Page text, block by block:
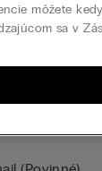
môžete
sa v